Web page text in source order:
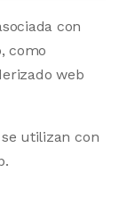
con
como
web
se utilizan con